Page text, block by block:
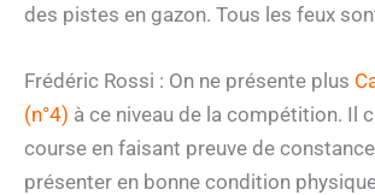
des pistes en gazon. Tous les feux
Frédéric Rossi : On ne présente plus
(n°4) à ce niveau de la compétition. Il
course en faisant preuve de
présenter en bonne condition